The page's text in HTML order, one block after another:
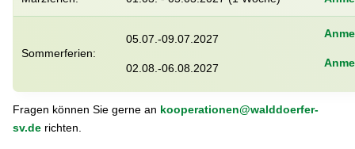
Sommerferien:
05.07.-09.07.2027
02.08.-06.08.2027
Fragen können Sie gerne an kooperationen@walddoerfer-
sv.derichten.